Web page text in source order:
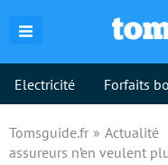
Electricité Forfaits
Tomsguide.fr Actualité
assureurs n’en veulent